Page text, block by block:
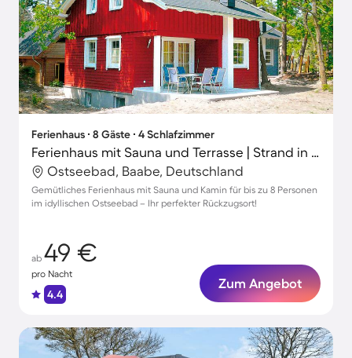
Ferienhaus ∙ 8 Gäste ∙ 4 Schlafzimmer
Ferienhaus mit Sauna und Terrasse | Strand in der Nähe
Ostseebad, Baabe, Deutschland
Gemütliches Ferienhaus mit Sauna und Kamin für bis zu 8 Personen
im idyllischen Ostseebad – Ihr perfekter Rückzugsort!
ab 49 €
pro Nacht
4.4
Zum Angebot